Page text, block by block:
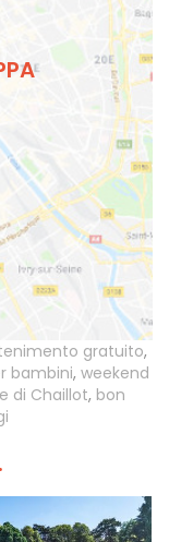
gratuito,
bambini, weekend
di Chaillot, bon